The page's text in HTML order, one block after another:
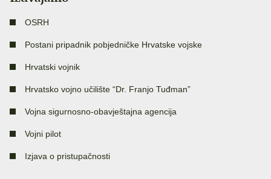
OSRH
Postani pripadnik pobjedničke Hrvatske vojske
Hrvatski vojnik
Hrvatsko vojno učilište “Dr. Franjo Tuđman”
Vojna sigurnosno-obavještajna agencija
Vojni pilot
Izjava o pristupačnosti